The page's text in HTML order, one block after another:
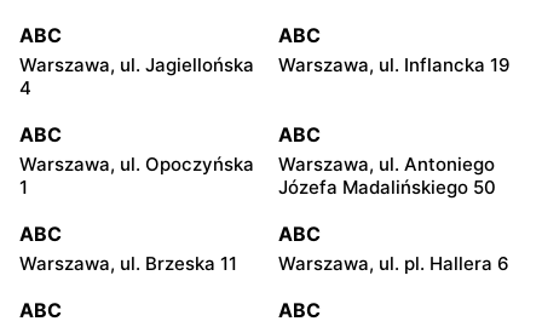
ABC
Warszawa, ul. Jagiellońska
4
ABC
Warszawa, ul. Inflancka 19
ABC
Warszawa, ul. Opoczyńska
1
ABC
Warszawa, ul. Antoniego
Józefa Madalińskiego 50
ABC
Warszawa, ul. Brzeska 11
ABC
Warszawa, ul. pl. Hallera 6
ABC ABC